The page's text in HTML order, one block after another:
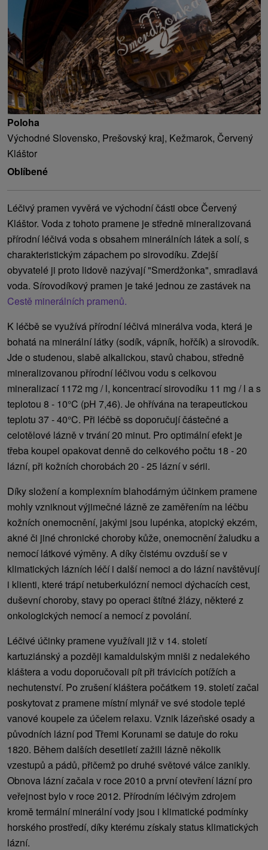
Poloha
Východné Slovensko, Prešovský kraj, Kežmarok, Červený
Kláštor
Oblíbené
Léčivý pramen vyvěrá ve východní části obce Červený
Kláštor. Voda z tohoto pramene je středně mineralizovaná
přírodní léčivá voda s obsahem minerálních látek a solí, s
charakteristickým zápachem po sirovodíku. Zdejší
obyvatelé ji proto lidově nazývají "Smerdžonka", smradlavá
voda. Sírovodíkový pramen je také jednou ze zastávek na
Cestě minerálních pramenů.
K léčbě se využívá přírodní léčivá minerálva voda, která je
bohatá na minerální látky (sodík, vápník, hořčík) a sirovodík.
Jde o studenou, slabě alkalickou, stavů chabou, středně
mineralizovanou přírodní léčivou vodu s celkovou
mineralizací 1172 mg / l, koncentrací sirovodíku 11 mg / l a s
teplotou 8 - 10°C (pH 7,46). Je ohřívána na terapeutickou
teplotu 37 - 40°C. Při léčbě ss doporučují částečné a
celotělové lázně v trvání 20 minut. Pro optimální efekt je
třeba koupel opakovat denně do celkového počtu 18 - 20
lázní, při kožních chorobách 20 - 25 lázní v sérii.
Díky složení a komplexním blahodárným účinkem pramene
mohly vzniknout výjimečné lázně ze zaměřením na léčbu
kožních onemocnění, jakými jsou lupénka, atopický ekzém,
akné či jiné chronické choroby kůže, onemocnění žaludku a
nemocí látkové výměny. A díky čistému ovzduší se v
klimatických lázních léčí i další nemoci a do lázní navštěvují
i ​​klienti, které trápí netuberkulózní nemoci dýchacích cest,
duševní choroby, stavy po operaci štítné žlázy, některé z
onkologických nemocí a nemocí z povolání.
Léčivé účinky pramene využívali již v 14. století
kartuziánský a později kamaldulským mniši z nedalekého
kláštera a vodu doporučovali pít při trávicích potížích a
nechutenství. Po zrušení kláštera počátkem 19. století začal
poskytovat z pramene místní mlynář ve své stodole teplé
vanové koupele za účelem relaxu. Vznik lázeňské osady a
původních lázní pod Třemi Korunami se datuje do roku
1820. Během dalších desetiletí zažili lázně několik
vzestupů a pádů, přičemž po druhé světové válce zanikly.
Obnova lázní začala v roce 2010 a první otevření lázní pro
veřejnost bylo v roce 2012. Přírodním léčivým zdrojem
kromě termální minerální vody jsou i klimatické podmínky
horského prostředí, díky kterému získaly status klimatických
lázní.